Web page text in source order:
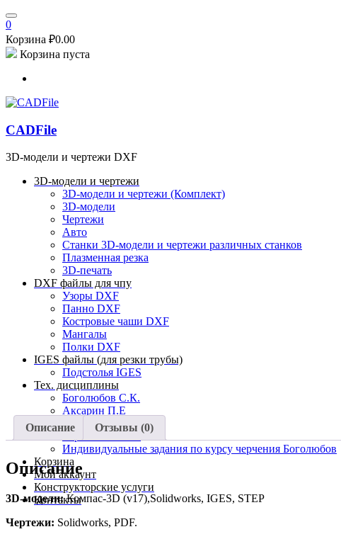
0
Корзина ₽0.00
Корзина пуста
CADFile
3D-модели и чертежи DXF
3D-модели и чертежи
3D-модели и чертежи (Комплект)
3D-модели
Чертежи
Авто
Станки 3D-модели и чертежи различных станков
Плазменная резка
3D-печать
DXF файлы для чпу
Узоры DXF
Панно DXF
Костровые чаши DXF
Мангалы
Полки DXF
IGES файлы (для резки трубы)
Подстолья IGES
Тех. дисциплины
Боголюбов С.К.
Аксарин П.Е
Дукмасова В.С
Борковская Л.В.
Индивидуальные задания по курсу черчения Боголюбов
Корзина
Мой аккаунт
Конструкторские услуги
Контакты
Описание Отзывы (0)
Описание
3D-модели:Компас-3D (v17),Solidworks, IGES, STEP
Чертежи: Solidworks, PDF.